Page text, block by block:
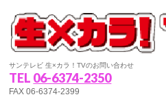
サンテレビ 生×カラ！TVのお問い合わせ
TEL 06-6374-2350
FAX 06-6374-2399